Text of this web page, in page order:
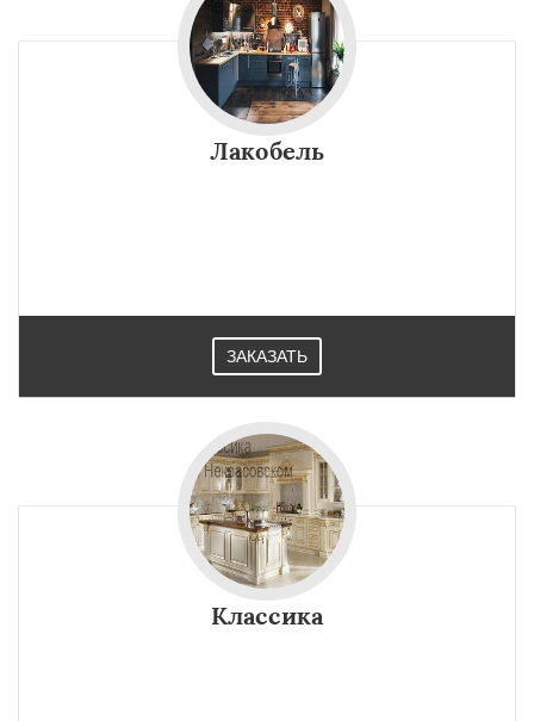
Лакобель
ЗАКАЗАТЬ
Классика